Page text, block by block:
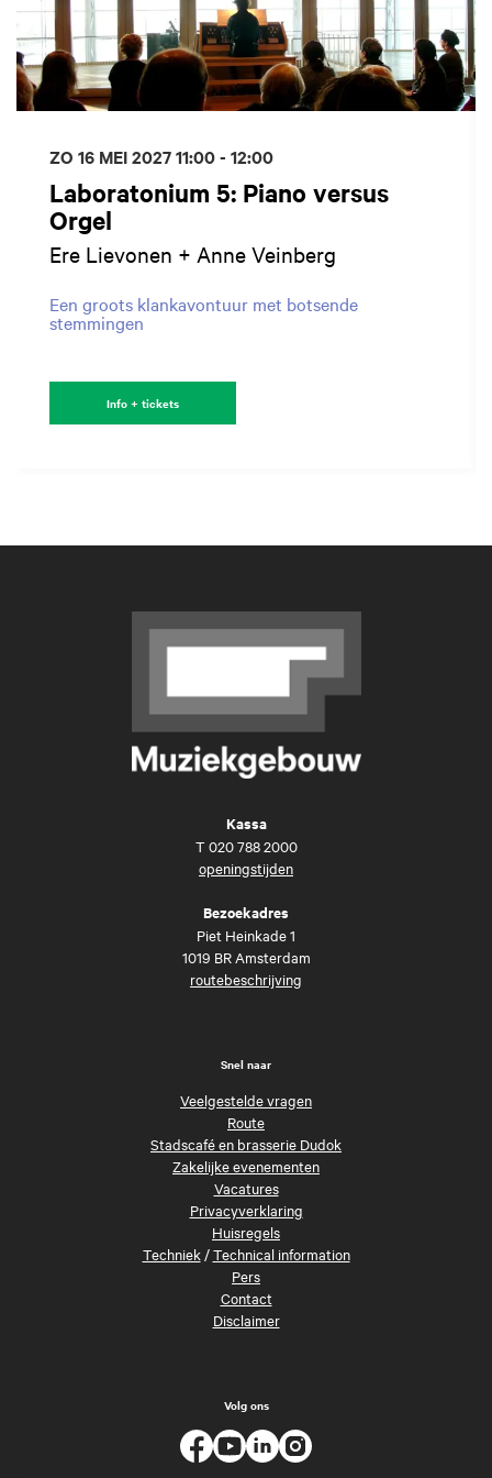
Laboratonium 5: Piano versus
Orgel
Ere Lievonen + Anne Veinberg
Een groots klankavontuur met botsende
stemmingen
ZO 16 MEI 202711:00 - 12:00
Info + tickets
Kassa
T 020 788 2000
openingstijden
Bezoekadres
Piet Heinkade 1
1019 BR Amsterdam
routebeschrijving
Snel naar
Veelgestelde vragen
Route
Stadscafé en brasserie Dudok
Zakelijke evenementen
Vacatures
Privacyverklaring
Huisregels
Techniek/Technical information
Pers
Contact
Disclaimer
Volg ons